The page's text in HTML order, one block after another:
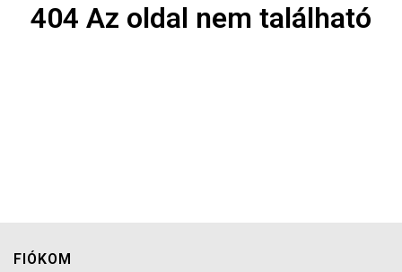
404 Az oldal nem található
FIÓKOM